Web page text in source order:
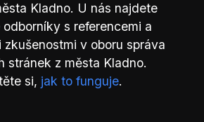
Kladno. U nás najdete
s referencemi a
zkušenostmi v oboru správa
stránek z města Kladno.
si, jak to funguje.